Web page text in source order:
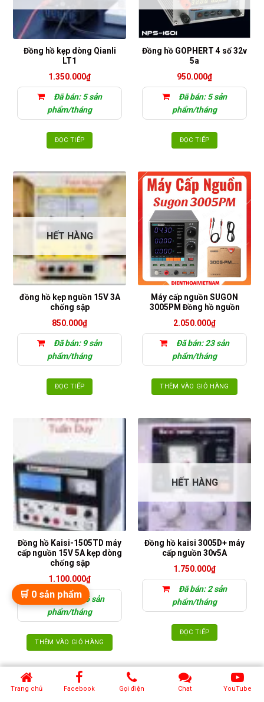
chọn
có
được
trên
trang
sản
phẩm
Đồng hồ kẹp dòng Qianli
LT1
1.350.000₫
Đã bán: 5 sản
phẩm/tháng
ĐỌC TIẾP
Đồng hồ GOPHERT 4 số 32v
5a
950.000₫
Đã bán: 5 sản
phẩm/tháng
ĐỌC TIẾP
HẾT HÀNG
đồng hồ kẹp nguồn 15V 3A
chống sập
850.000₫
Đã bán: 9 sản
phẩm/tháng
ĐỌC TIẾP
Máy cấp nguồn SUGON
3005PM Đồng hồ nguồn
2.050.000₫
Đã bán: 23 sản
phẩm/tháng
THÊM VÀO GIỎ HÀNG
Đồng hồ Kaisi-1505TD máy
cấp nguồn 15V 5A kẹp dòng
chống sập
1.100.000₫
Đã bán: 26 sản
phẩm/tháng
THÊM VÀO GIỎ HÀNG
HẾT HÀNG
Đồng hồ kaisi 3005D+ máy
cấp nguồn 30v5A
1.750.000₫
Đã bán: 2 sản
phẩm/tháng
ĐỌC TIẾP
Trang chủ Facebook Gọi điện Chat YouTube
🛒 0 sản phẩm